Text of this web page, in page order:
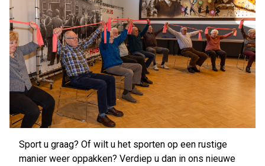
Mantelzorg
Verhuur
Sport u graag? Of wilt u het sporten op een rustige
manier weer oppakken? Verdiep u dan in ons nieuwe